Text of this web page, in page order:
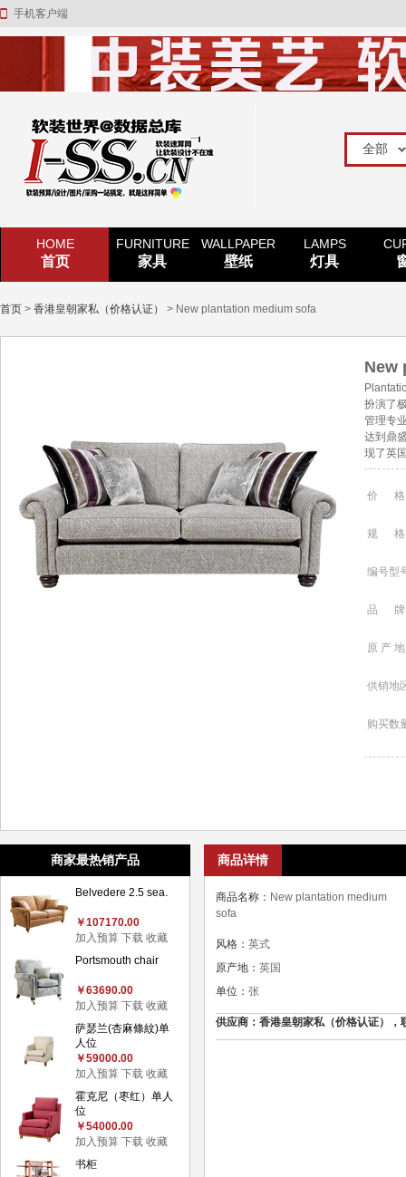
手机客户端
HOME
首页
FURNITURE
家具
WALLPAPER
壁纸
LAMPS
灯具
首页 > 香港皇朝家私（价格认证） > New plantation medium sofa
New
扮演了
管理专
达到鼎
现了英
价 格
规 格
编号型
品 牌
原 产
供销地
购买数
商家最热销产品
Belvedere 2.5 sea.
￥107170.00
加入预算 下载 收藏
Portsmouth chair
￥63690.00
加入预算 下载 收藏
萨瑟兰(杏麻條紋)单
人位
￥59000.00
加入预算 下载 收藏
霍克尼（枣红）单人
位
￥54000.00
加入预算 下载 收藏
书柜
商品详情
商品名称： New plantation medium
sofa
风格： 英式
原产地： 英国
单位： 张
供应商：香港皇朝家私（价格认证）